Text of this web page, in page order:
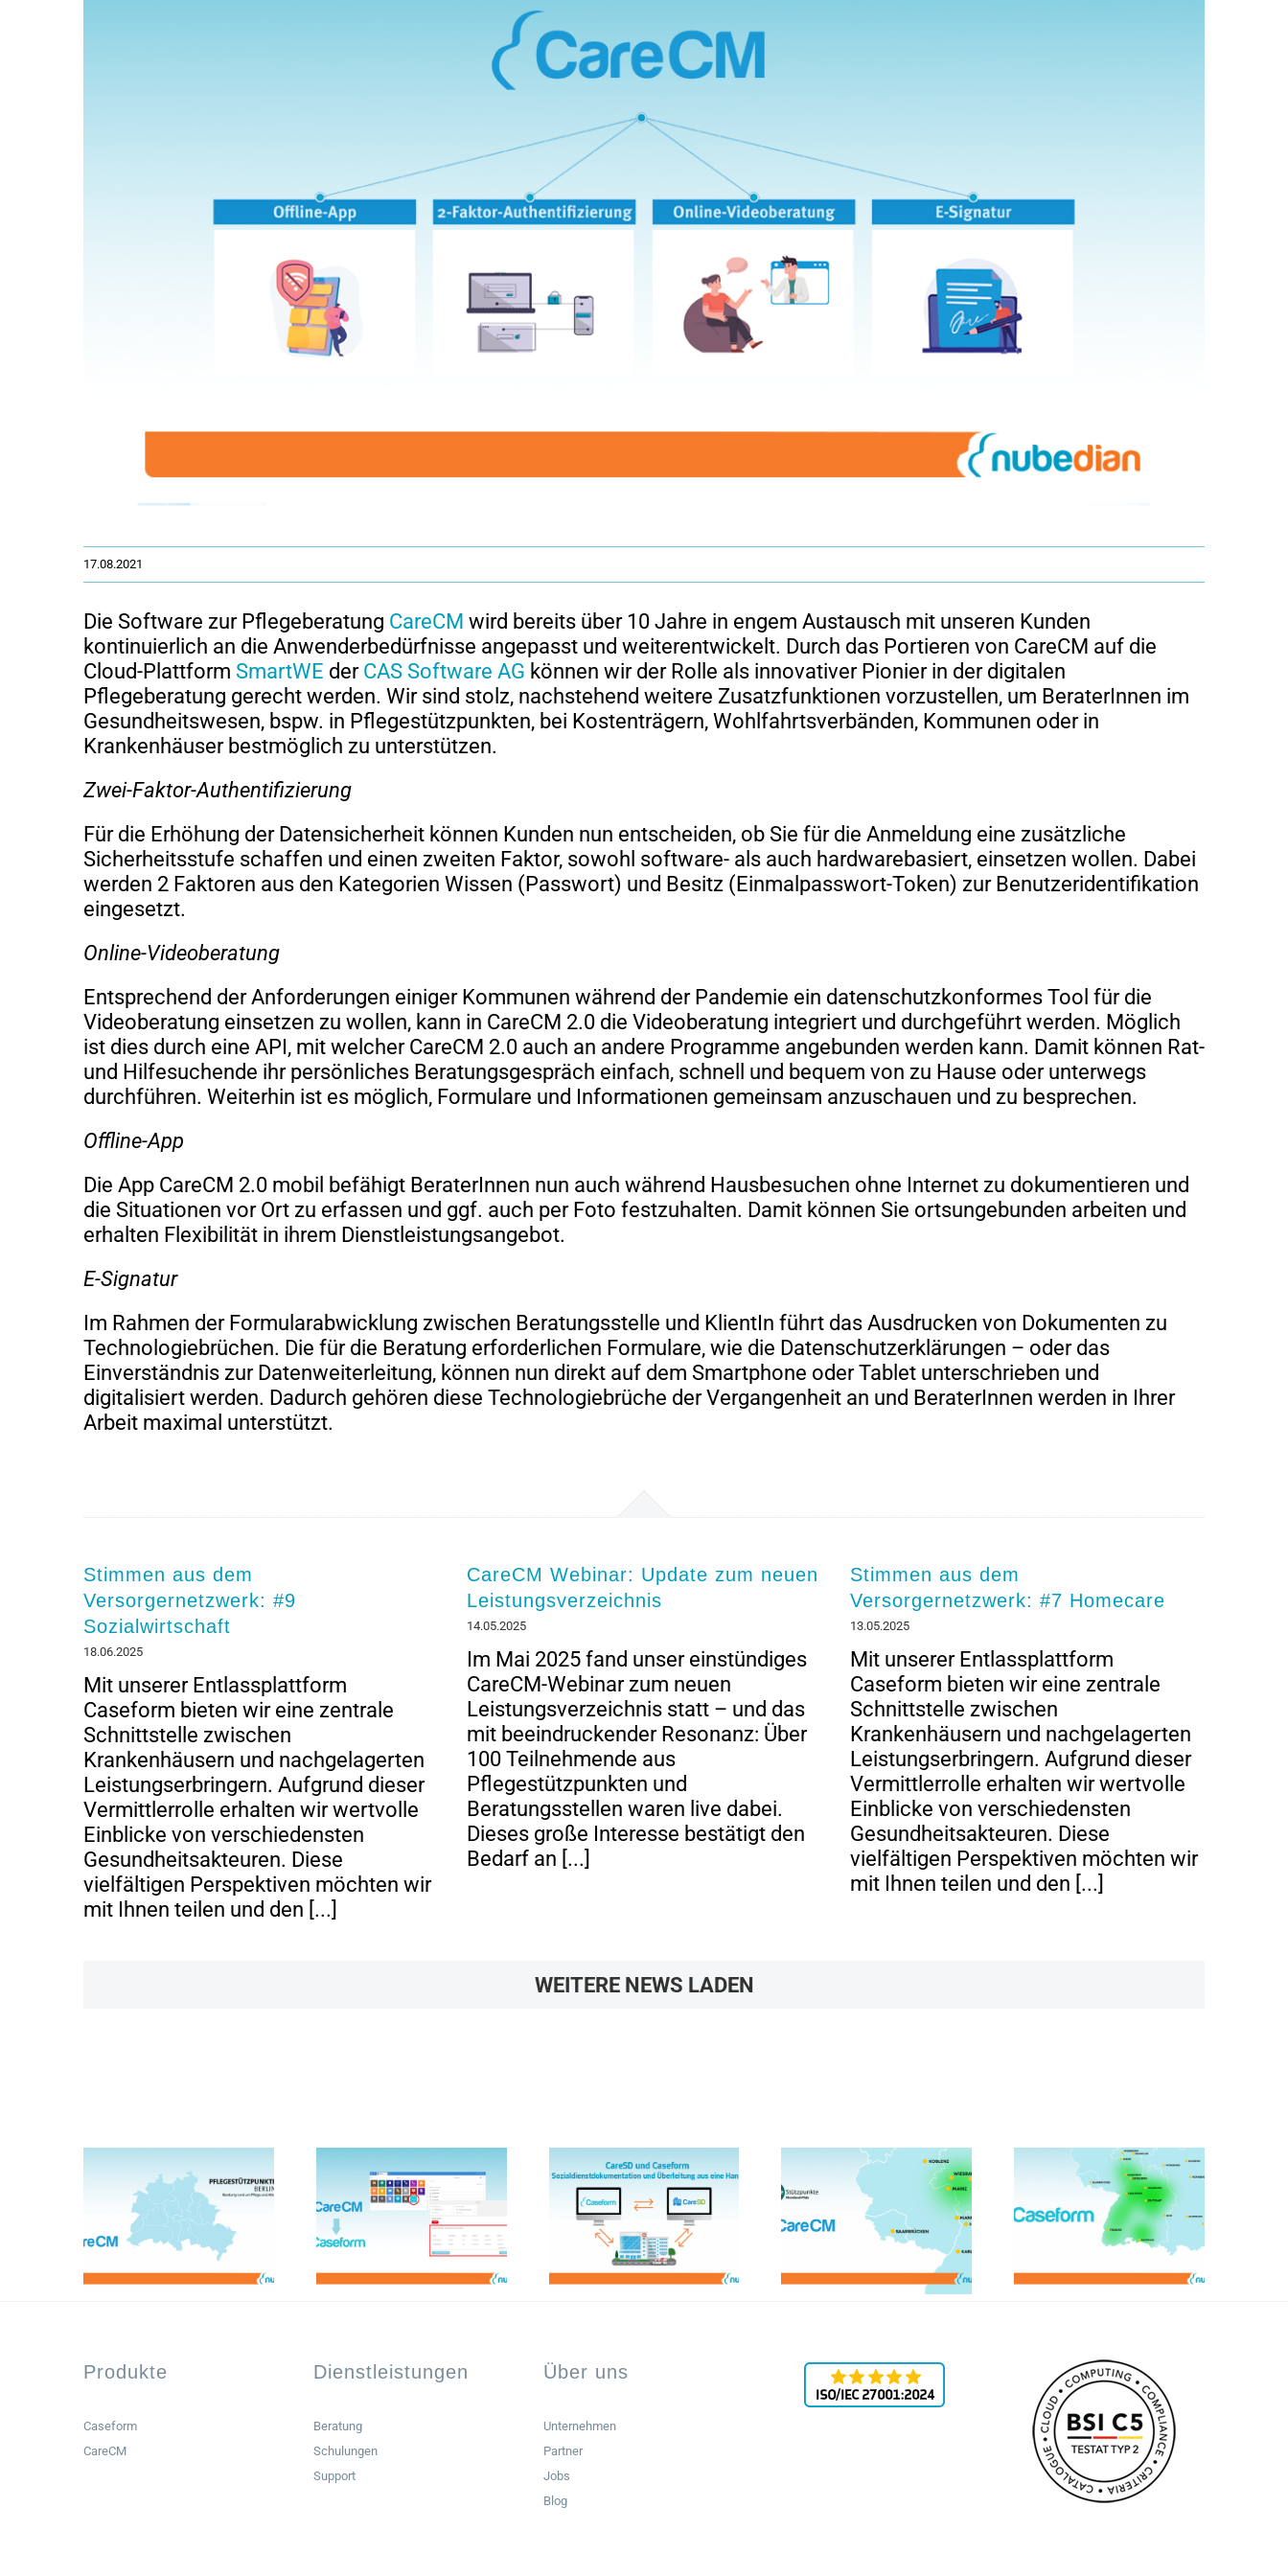
17.08.2021
Die Software zur Pflegeberatung CareCM wird bereits über 10 Jahre in engem Austausch mit unseren Kunden
kontinuierlich an die Anwenderbedürfnisse angepasst und weiterentwickelt. Durch das Portieren von CareCM auf die
Cloud-Plattform SmartWE der CAS Software AG können wir der Rolle als innovativer Pionier in der digitalen
Pflegeberatung gerecht werden. Wir sind stolz, nachstehend weitere Zusatzfunktionen vorzustellen, um BeraterInnen im
Gesundheitswesen, bspw. in Pflegestützpunkten, bei Kostenträgern, Wohlfahrtsverbänden, Kommunen oder in
Krankenhäuser bestmöglich zu unterstützen.
Zwei-Faktor-Authentifizierung
Für die Erhöhung der Datensicherheit können Kunden nun entscheiden, ob Sie für die Anmeldung eine zusätzliche
Sicherheitsstufe schaffen und einen zweiten Faktor, sowohl software- als auch hardwarebasiert, einsetzen wollen. Dabei
werden 2 Faktoren aus den Kategorien Wissen (Passwort) und Besitz (Einmalpasswort-Token) zur Benutzeridentifikation
eingesetzt.
Online-Videoberatung
Entsprechend der Anforderungen einiger Kommunen während der Pandemie ein datenschutzkonformes Tool für die
Videoberatung einsetzen zu wollen, kann in CareCM 2.0 die Videoberatung integriert und durchgeführt werden. Möglich
ist dies durch eine API, mit welcher CareCM 2.0 auch an andere Programme angebunden werden kann. Damit können Rat-
und Hilfesuchende ihr persönliches Beratungsgespräch einfach, schnell und bequem von zu Hause oder unterwegs
durchführen. Weiterhin ist es möglich, Formulare und Informationen gemeinsam anzuschauen und zu besprechen.
Offline-App
Die App CareCM 2.0 mobil befähigt BeraterInnen nun auch während Hausbesuchen ohne Internet zu dokumentieren und
die Situationen vor Ort zu erfassen und ggf. auch per Foto festzuhalten. Damit können Sie ortsungebunden arbeiten und
erhalten Flexibilität in ihrem Dienstleistungsangebot.
E-Signatur
Im Rahmen der Formularabwicklung zwischen Beratungsstelle und KlientIn führt das Ausdrucken von Dokumenten zu
Technologiebrüchen. Die für die Beratung erforderlichen Formulare, wie die Datenschutzerklärungen – oder das
Einverständnis zur Datenweiterleitung, können nun direkt auf dem Smartphone oder Tablet unterschrieben und
digitalisiert werden. Dadurch gehören diese Technologiebrüche der Vergangenheit an und BeraterInnen werden in Ihrer
Arbeit maximal unterstützt.
Stimmen aus dem
Versorgernetzwerk: #9
Sozialwirtschaft
18.06.2025
Mit unserer Entlassplattform
Caseform bieten wir eine zentrale
Schnittstelle zwischen
Krankenhäusern und nachgelagerten
Leistungserbringern. Aufgrund dieser
Vermittlerrolle erhalten wir wertvolle
Einblicke von verschiedensten
Gesundheitsakteuren. Diese
vielfältigen Perspektiven möchten wir
mit Ihnen teilen und den [...]
CareCM Webinar: Update zum neuen
Leistungsverzeichnis
14.05.2025
Im Mai 2025 fand unser einstündiges
CareCM-Webinar zum neuen
Leistungsverzeichnis statt – und das
mit beeindruckender Resonanz: Über
100 Teilnehmende aus
Pflegestützpunkten und
Beratungsstellen waren live dabei.
Dieses große Interesse bestätigt den
Bedarf an [...]
Stimmen aus dem
Versorgernetzwerk: #7 Homecare
13.05.2025
Mit unserer Entlassplattform
Caseform bieten wir eine zentrale
Schnittstelle zwischen
Krankenhäusern und nachgelagerten
Leistungserbringern. Aufgrund dieser
Vermittlerrolle erhalten wir wertvolle
Einblicke von verschiedensten
Gesundheitsakteuren. Diese
vielfältigen Perspektiven möchten wir
mit Ihnen teilen und den [...]
WEITERE NEWS LADEN
Produkte
Caseform
CareCM
Dienstleistungen
Beratung
Schulungen
Support
Über uns
Unternehmen
Partner
Jobs
Blog